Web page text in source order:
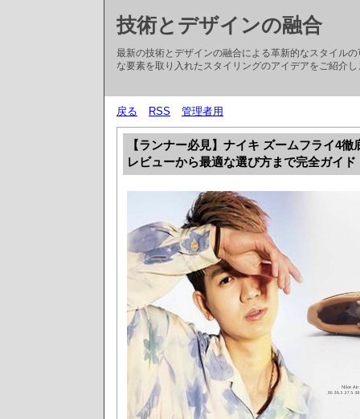
技術とデザインの融合
最新の技術とデザインの融合による革新的なスタイル
な要素を取り入れたスタイリングのアイデアをご紹介し
戻る RSS 管理者用
【ランナー必見】ナイキ ズームフライ4
レビューから最適な選び方まで完全ガイド